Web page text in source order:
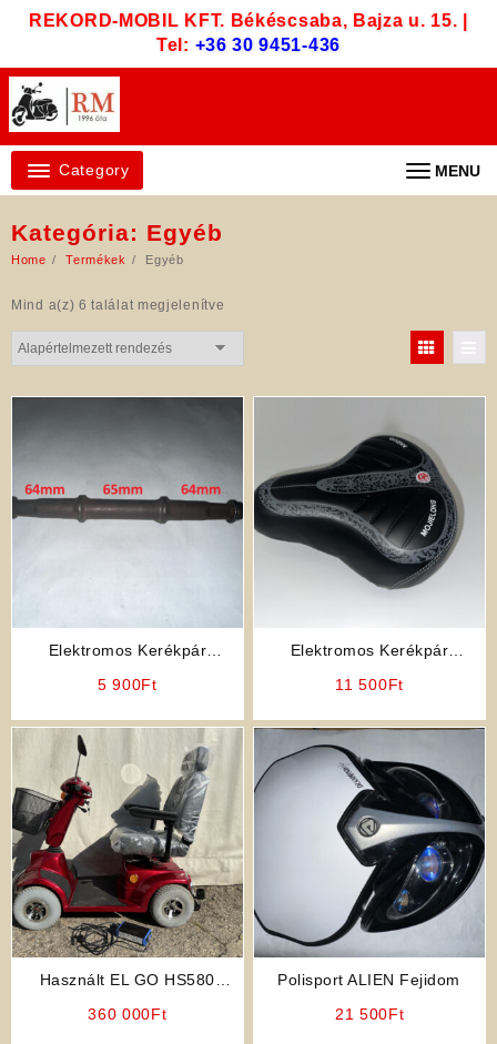
REKORD-MOBIL KFT. Békéscsaba, Bajza u. 15. |
Tel: +36 30 9451-436
Category MENU
Kategória: Egyéb
Home Termékek Egyéb
Mind a(z) 6 találat megjelenítve
Elektromos Kerékpár
5 900Ft
Elektromos Kerékpár
11 500Ft
Használt EL GO HS580
360 000Ft
Polisport ALIEN Fejidom
21 500Ft